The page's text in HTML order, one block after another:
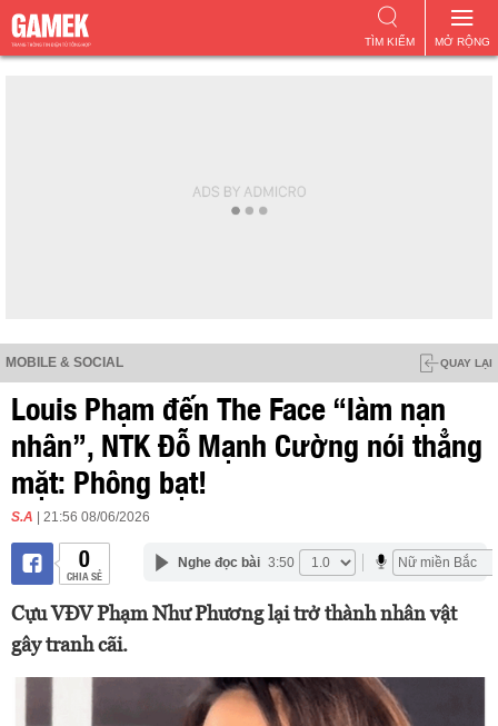
MỞ RỘNG
TÌM KIẾM
MOBILE & SOCIAL QUAY LẠI
Louis Phạm đến The Face “làm nạn
nhân”, NTK Đỗ Mạnh Cường nói thẳng
mặt: Phông bạt!
S.A | 21:56 08/06/2026
0
CHIA SẺ
Nghe đọc bài 3:50
Cựu VĐV Phạm Như Phương lại trở thành nhân vật
gây tranh cãi.